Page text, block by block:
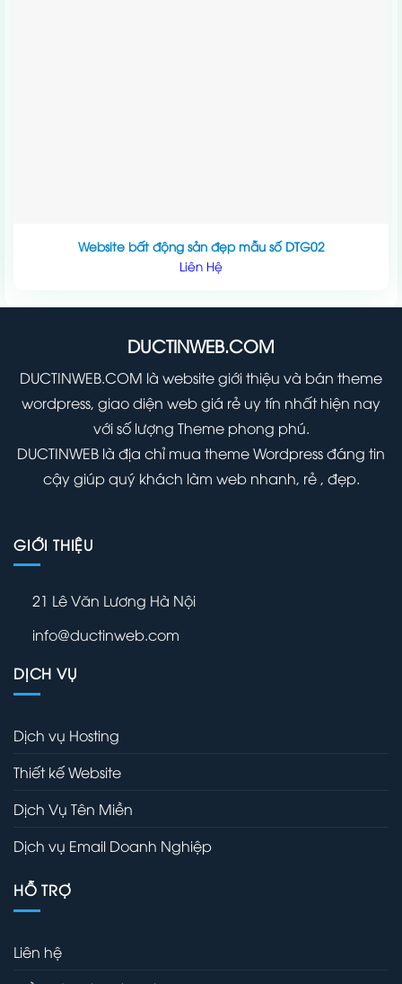
Website bất động sản đẹp mẫu số DTG02
Liên Hệ
DUCTINWEB.COM
DUCTINWEB.COM là website giới thiệu và bán theme
wordpress, giao diện web giá rẻ uy tín nhất hiện nay
với số lượng Theme phong phú.
DUCTINWEB là địa chỉ mua theme Wordpress đáng tin
cậy giúp quý khách làm web nhanh, rẻ , đẹp.
GIỚI THIỆU
21 Lê Văn Lương Hà Nội
info@ductinweb.com
DỊCH VỤ
Dịch vụ Hosting
Thiết kế Website
Dịch Vụ Tên Miền
Dịch vụ Email Doanh Nghiệp
HỖ TRỢ
Liên hệ